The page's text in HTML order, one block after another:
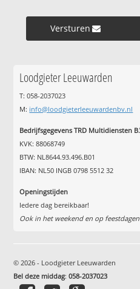
Versturen »
Loodgieter Leeuwarden
T: 058-2037023
M: info@loodgieterleeuwardenbv.nl
Bedrijfsgegevens TRD Multidiensten
KVK: 88068749
BTW: NL8644.93.496.B01
IBAN: NL50 INGB 0798 5512 32
Openingstijden
Iedere dag bereikbaar!
Ook in het weekend en op feestdagen
© 2026 - Loodgieter Leeuwarden
Bel deze middag:058-2037023